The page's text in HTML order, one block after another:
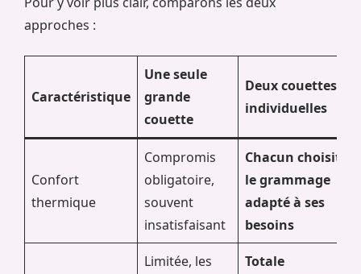
approches :
Caractéristique
Une seule
grande
couette
Deux couettes
individuelles
Confort
thermique
Compromis
obligatoire,
souvent
insatisfaisant
Chacun choisit
le grammage
adapté à ses
besoins
Limitée, les
Totale